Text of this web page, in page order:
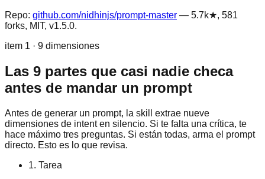
Repo: github.com/nidhinjs/prompt-master — 5.7k★, 581
forks, MIT, v1.5.0.
item 1 · 9 dimensiones
Las 9 partes que casi nadie checa
antes de mandar un prompt
Antes de generar un prompt, la skill extrae nueve
dimensiones de intent en silencio. Si te falta una crítica, te
hace máximo tres preguntas. Si están todas, arma el prompt
directo. Esto es lo que revisa.
1. Tarea